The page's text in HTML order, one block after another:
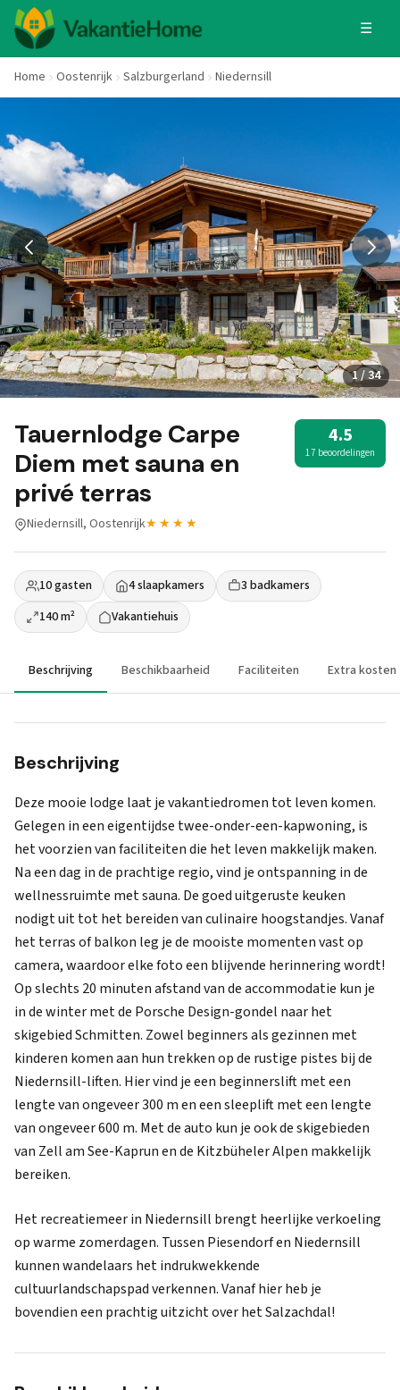
☰
Home Oostenrijk Salzburgerland Niedernsill
1 / 34
Tauernlodge Carpe
Diem met sauna en
privé terras
4.5
17 beoordelingen
Niedernsill, Oostenrijk★★★★
10 gasten 4 slaapkamers
3 badkamers
140 m²
Vakantiehuis
Beschrijving Beschikbaarheid Faciliteiten Extra kosten
Beschrijving
Deze mooie lodge laat je vakantiedromen tot leven komen.
Gelegen in een eigentijdse twee-onder-een-kapwoning, is
het voorzien van faciliteiten die het leven makkelijk maken.
Na een dag in de prachtige regio, vind je ontspanning in de
wellnessruimte met sauna. De goed uitgeruste keuken
nodigt uit tot het bereiden van culinaire hoogstandjes. Vanaf
het terras of balkon leg je de mooiste momenten vast op
camera, waardoor elke foto een blijvende herinnering wordt!
Op slechts 20 minuten afstand van de accommodatie kun je
in de winter met de Porsche Design-gondel naar het
skigebied Schmitten. Zowel beginners als gezinnen met
kinderen komen aan hun trekken op de rustige pistes bij de
Niedernsill-liften. Hier vind je een beginnerslift met een
lengte van ongeveer 300 m en een sleeplift met een lengte
van ongeveer 600 m. Met de auto kun je ook de skigebieden
van Zell am See-Kaprun en de Kitzbüheler Alpen makkelijk
bereiken.
Het recreatiemeer in Niedernsill brengt heerlijke verkoeling
op warme zomerdagen. Tussen Piesendorf en Niedernsill
kunnen wandelaars het indrukwekkende
cultuurlandschapspad verkennen. Vanaf hier heb je
bovendien een prachtig uitzicht over het Salzachdal!